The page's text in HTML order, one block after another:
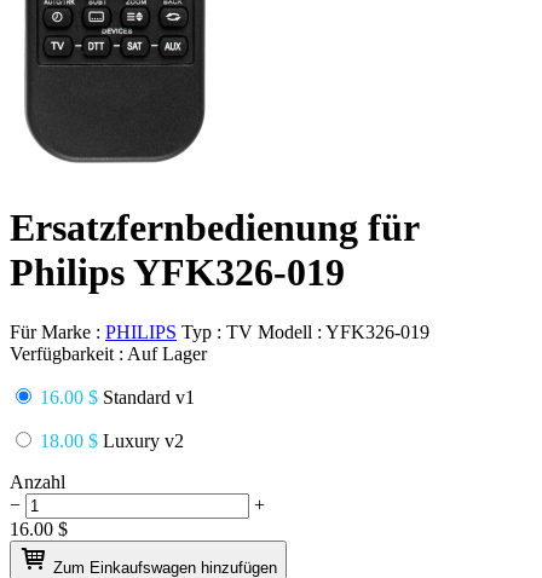
Ersatzfernbedienung für
Philips YFK326-019
Für Marke : PHILIPS Typ : TV Modell : YFK326-019
Verfügbarkeit : Auf Lager
16.00 $ Standard v1
18.00 $ Luxury v2
Anzahl
−
+
16.00 $
Zum Einkaufswagen hinzufügen